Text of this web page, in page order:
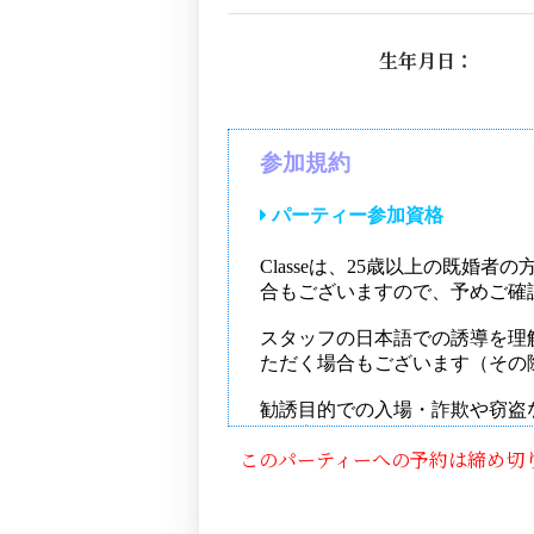
生年月日：
このパーティーへの予約は締め切